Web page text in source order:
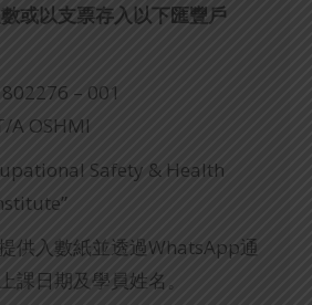
或以支票存入以下匯豐戶
– 001
A OSHMI
Safety & Health
供入數紙並透過WhatsApp通
課日期及學員姓名。